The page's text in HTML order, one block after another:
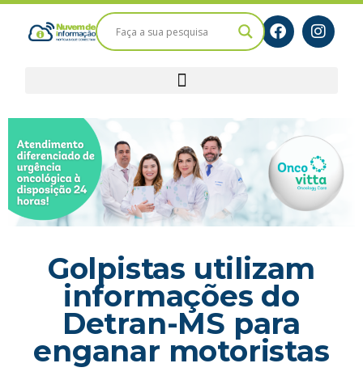
Golpistas utilizam
informações do
Detran-MS para
enganar motoristas